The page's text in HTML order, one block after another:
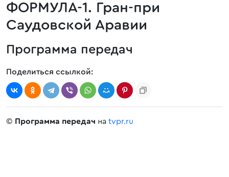
ФОРМУЛА-1. Гран-при
Саудовской Аравии
Программа передач
Поделиться ссылкой:
© Программа передач на tvpr.ru